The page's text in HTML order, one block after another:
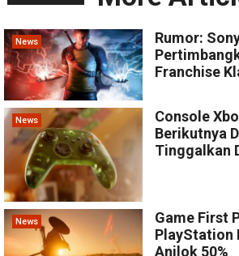
News
Rumor:
Franchise
News
Console
Berikutnya
Tinggalkan
News
Game First
PlayStation
Anjlok 50%